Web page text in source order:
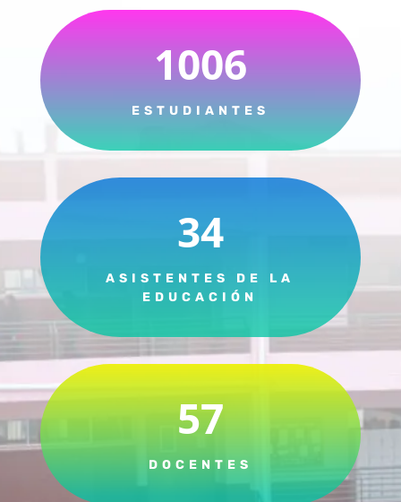
1006
ESTUDIANTES
34
ASISTENTES DE LA
EDUCACIÓN
57
DOCENTES